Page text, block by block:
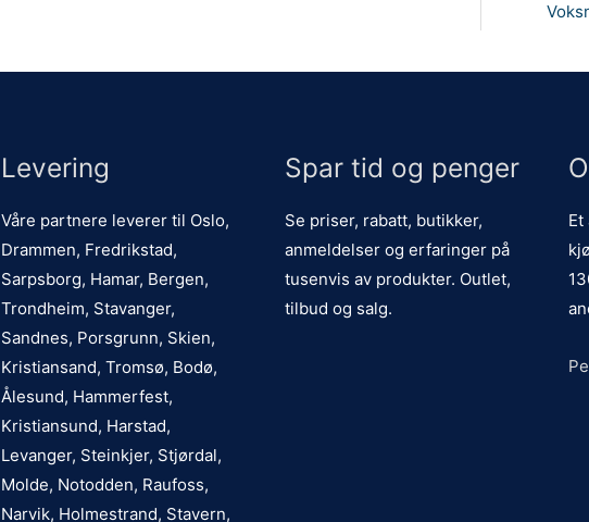
Levering
Våre partnere leverer til Oslo,
Drammen, Fredrikstad,
Sarpsborg, Hamar, Bergen,
Trondheim, Stavanger,
Sandnes, Porsgrunn, Skien,
Kristiansand, Tromsø, Bodø,
Ålesund, Hammerfest,
Kristiansund, Harstad,
Levanger, Steinkjer, Stjørdal,
Molde, Notodden, Raufoss,
Narvik, Holmestrand, Stavern,
Spar tid og penger
Se priser, rabatt, butikker,
anmeldelser og erfaringer på
tusenvis av produkter. Outlet,
tilbud og salg.